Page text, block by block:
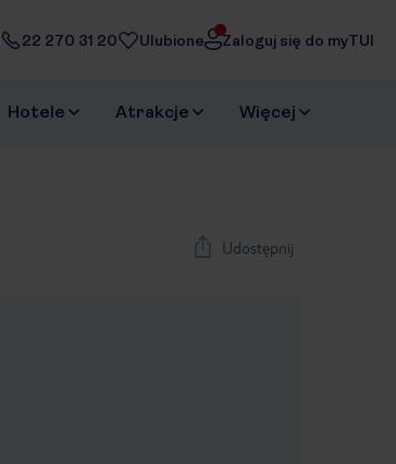
22 270 31 20 Ulubione Zaloguj się do myTUI
Hotele Atrakcje Więcej
Udostępnij